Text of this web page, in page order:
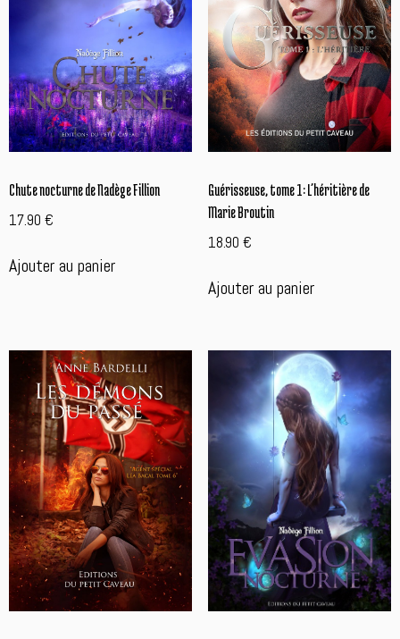
Chute nocturne de Nadège Fillion
17.90 €
Ajouter au panier
Guérisseuse, tome 1: L’héritière de
Marie Broutin
18.90 €
Ajouter au panier